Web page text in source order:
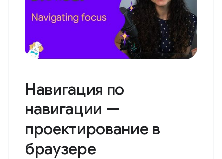
Навигация по
навигации —
проектирование в
браузере